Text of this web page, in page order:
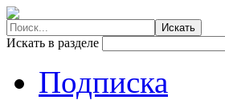
Искать в разделе
Подписка